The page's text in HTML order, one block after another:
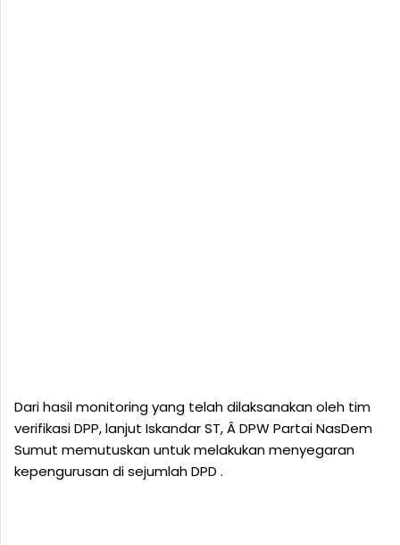
Dari hasil monitoring yang telah dilaksanakan oleh tim
verifikasi DPP, lanjut Iskandar ST, Â DPW Partai NasDem
Sumut memutuskan untuk melakukan menyegaran
kepengurusan di sejumlah DPD .